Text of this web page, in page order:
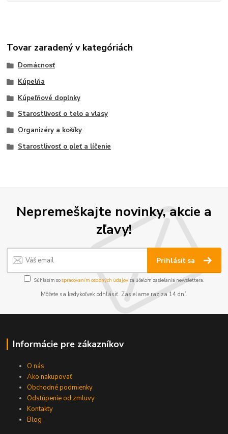
Tovar zaradený v kategóriách
Domácnosť
Kúpelňa
Kúpeľňové doplnky
Starostlivosť o telo a vlasy
Organizéry a košíky
Starostlivosť o pleť a líčenie
Nepremeškajte novinky, akcie a
zľavy!
Prihlásiť sa
Súhlasím sospracovaním osobných údajov za účelom zasielania newslettera.
Môžete sa kedykoľvek odhlásiť. Zasielame raz za 14 dní.
Informácie pre zákazníkov
O nás
Ako nakupovať
Obchodné podmienky
Odstúpenie od zmluvy
Kontakty
Blog